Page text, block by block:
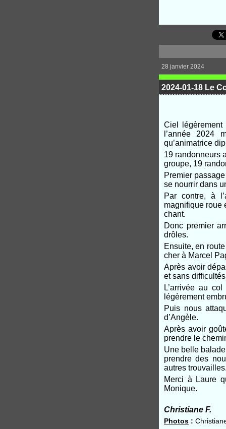
28 janvier 2024
2024-01-18 Le
Ciel
l’année 2024
qu’animatrice
19 randonneurs
groupe, 19
Premier
se nourrir dans
Par contre, à
magnifique roue
chant.
Donc premier
drôles.
Ensuite, en
cher à Marcel
Après avoir
et sans
L’arrivée au
légèrement
Puis nous
d’Angèle.
Après avoir
prendre le
Une belle
prendre des
autres
Merci à Laure
Monique.
Christiane F.
Photos :